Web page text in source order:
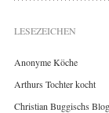
LESEZEICHEN
Anonyme Köche
Arthurs Tochter kocht
Christian Buggischs Blog